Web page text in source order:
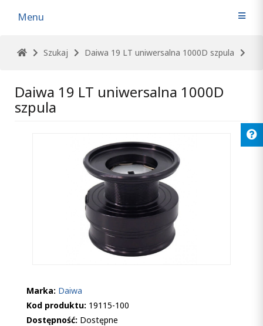
Menu
Szukaj Daiwa 19 LT uniwersalna 1000D szpula
Daiwa 19 LT uniwersalna 1000D
szpula
Marka: Daiwa
Kod produktu: 19115-100
Dostępność: Dostępne